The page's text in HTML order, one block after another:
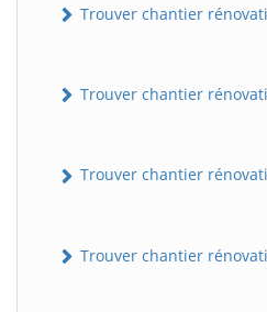
Trouver chantier
Trouver chantier
Trouver chantier
Trouver chantier